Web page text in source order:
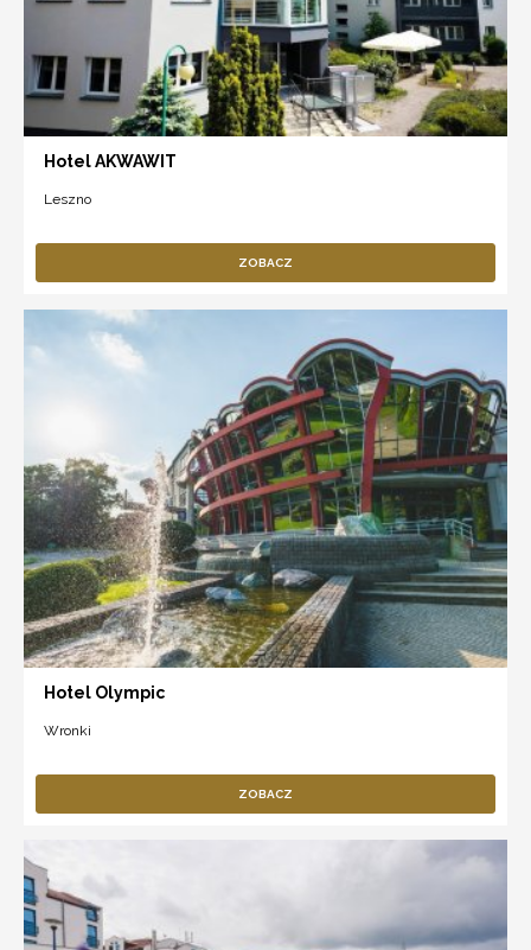
Hotel AKWAWIT
Leszno
ZOBACZ
Hotel Olympic
Wronki
ZOBACZ